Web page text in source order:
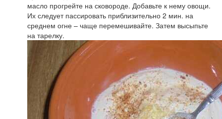
масло прогрейте на сковороде. Добавьте к нему овощи.
Их следует пассировать приблизительно 2 мин. на
среднем огне – чаще перемешивайте. Затем высыпьте
на тарелку.